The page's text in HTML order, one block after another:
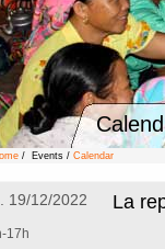
/ Events / Calendar
19/12/2022 La
17h